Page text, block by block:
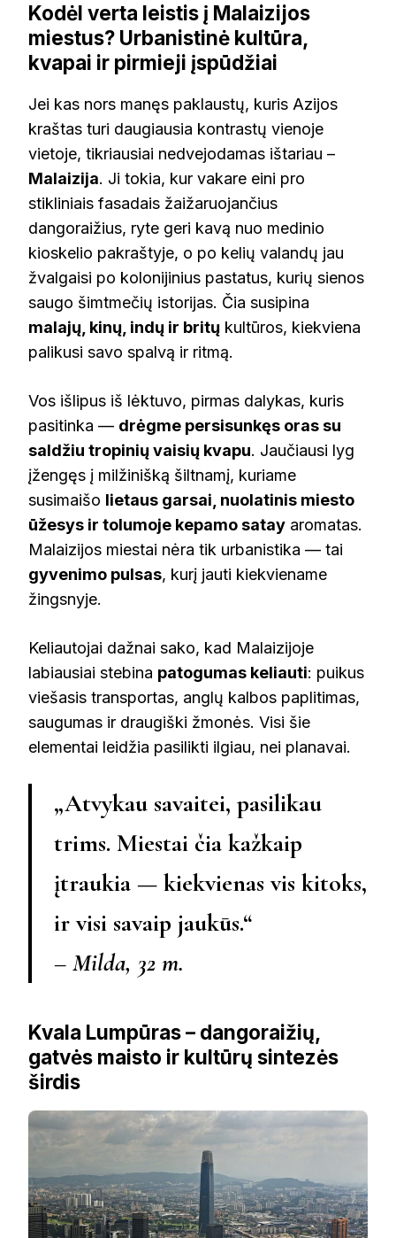
Kodėl verta leistis į Malaizijos
miestus? Urbanistinė kultūra,
kvapai ir pirmieji įspūdžiai
Jei kas nors manęs paklaustų, kuris Azijos
kraštas turi daugiausia kontrastų vienoje
vietoje, tikriausiai nedvejodamas ištariau –
Malaizija. Ji tokia, kur vakare eini pro
stikliniais fasadais žaižaruojančius
dangoraižius, ryte geri kavą nuo medinio
kioskelio pakraštyje, o po kelių valandų jau
žvalgaisi po kolonijinius pastatus, kurių sienos
saugo šimtmečių istorijas. Čia susipina
malajų, kinų, indų ir britų kultūros, kiekviena
palikusi savo spalvą ir ritmą.
Vos išlipus iš lėktuvo, pirmas dalykas, kuris
pasitinka — drėgme persisunkęs oras su
saldžiu tropinių vaisių kvapu. Jaučiausi lyg
įžengęs į milžinišką šiltnamį, kuriame
susimaišo lietaus garsai, nuolatinis miesto
ūžesys ir tolumoje kepamo satay aromatas.
Malaizijos miestai nėra tik urbanistika — tai
gyvenimo pulsas, kurį jauti kiekviename
žingsnyje.
Keliautojai dažnai sako, kad Malaizijoje
labiausiai stebina patogumas keliauti: puikus
viešasis transportas, anglų kalbos paplitimas,
saugumas ir draugiški žmonės. Visi šie
elementai leidžia pasilikti ilgiau, nei planavai.
„Atvykau savaitei, pasilikau
trims. Miestai čia kažkaip
įtraukia — kiekvienas vis kitoks,
ir visi savaip jaukūs.“
– Milda, 32 m.
Kvala Lumpūras – dangoraižių,
gatvės maisto ir kultūrų sintezės
širdis